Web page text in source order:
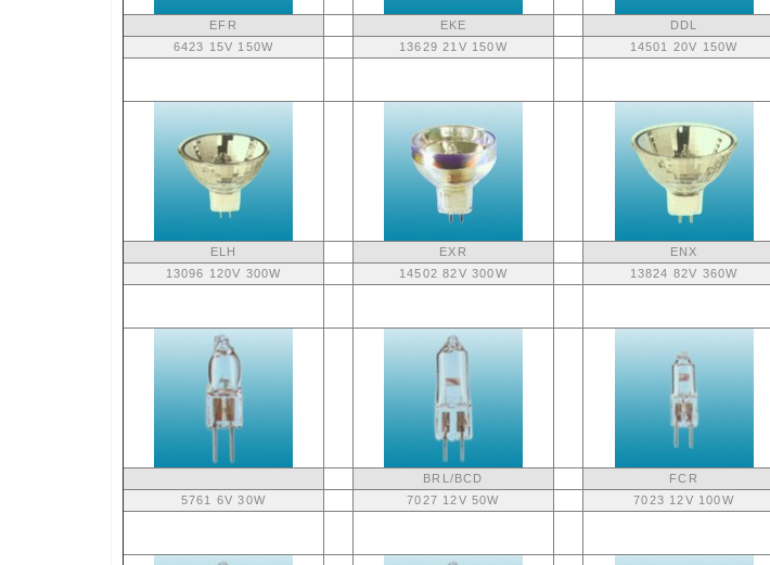
EFR EKE DDL
6423 15V 150W
13629 21V 150W 14501 20V 150W
ELH EXR ENX
13096 120V 300W
14502 82V 300W 13824 82V 360W
BRL/BCD FCR
5761 6V 30W
7027 12V 50W 7023 12V 100W